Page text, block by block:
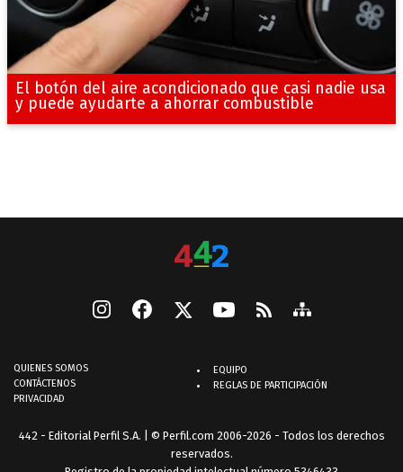
El botón del aire acondicionado que casi nadie usa
y puede ayudarte a ahorrar combustible
QUIENES SOMOS
CONTÁCTENOS
PRIVACIDAD
EQUIPO
REGLAS DE PARTICIPACIÓN
442 - Editorial Perfil S.A. | © Perfil.com 2006-2026 - Todos los derechos
reservados.